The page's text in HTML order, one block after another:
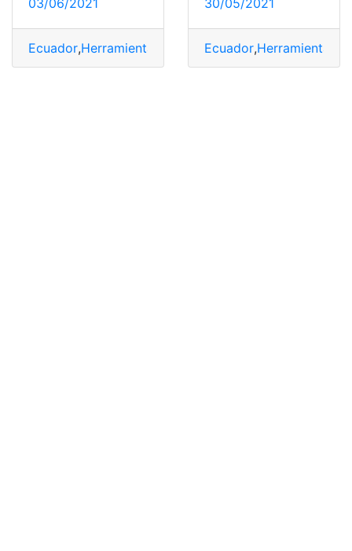
Ecuador,Herramientas Herramientas Ecuador,MIES
Ecuador,Herramientas